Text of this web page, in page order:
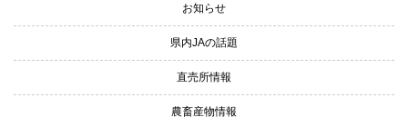
お知らせ
県内JAの話題
直売所情報
農畜産物情報